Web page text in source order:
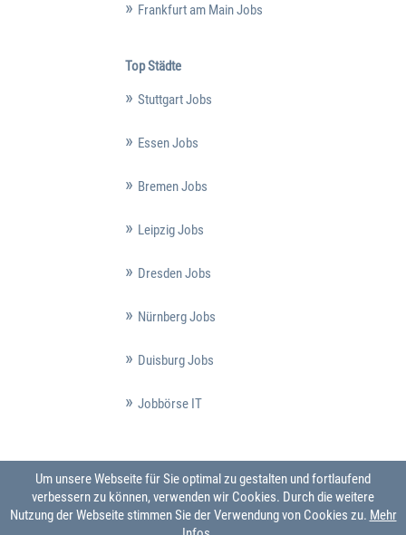
Frankfurt am Main Jobs
Top Städte
Stuttgart Jobs
Essen Jobs
Bremen Jobs
Leipzig Jobs
Dresden Jobs
Nürnberg Jobs
Duisburg Jobs
Jobbörse IT
Um unsere Webseite für Sie optimal zu gestalten und fortlaufend
verbessern zu können, verwenden wir Cookies. Durch die weitere
Nutzung der Webseite stimmen Sie der Verwendung von Cookies zu. Mehr